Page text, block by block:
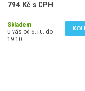
794 Kč s DPH
Skladem
u vás od 6.10. do
19.10.